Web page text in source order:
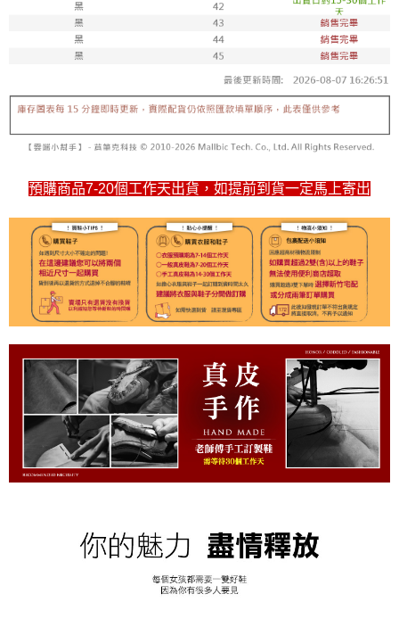
每筆NT$150，滿NT$1,800(含以上)免運費
預購商品7-20個工作天出貨，如提前到貨一定馬上寄出